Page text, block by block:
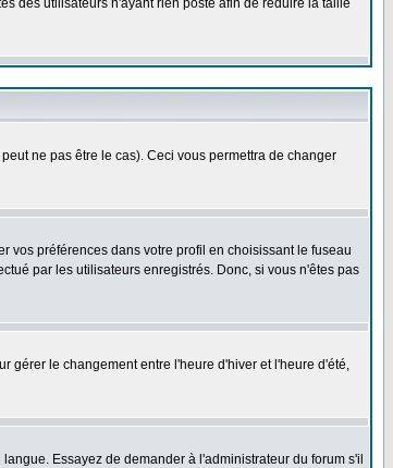
des utilisateurs n'ayant rien posté afin de réduire la taille
ne pas être le cas). Ceci vous permettra de changer
vos préférences dans votre profil en choisissant le fuseau
par les utilisateurs enregistrés. Donc, si vous n'êtes pas
gérer le changement entre l'heure d'hiver et l'heure d'été,
Essayez de demander à l'administrateur du forum s'il